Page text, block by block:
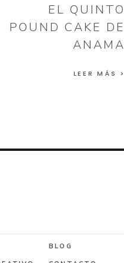
EL QUINTO
POUND CAKE DE
ANAMA
LEER MÁS >
BLOG